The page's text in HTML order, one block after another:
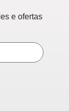
e ofertas